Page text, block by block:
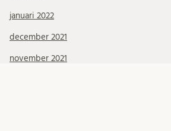
januari 2022
december 2021
november 2021